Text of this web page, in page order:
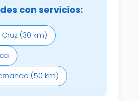
con servicios:
(30 km)
(50 km)